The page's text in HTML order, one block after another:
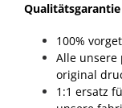
100%
Alle
original
1:1 ersatz